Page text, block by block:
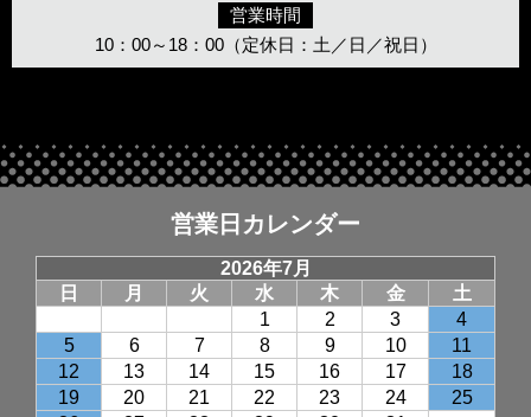
営業時間
10：00～18：00（定休日：土／日／祝日）
営業日カレンダー